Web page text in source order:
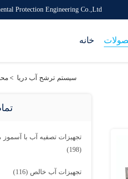
Protection Engineering Co.,Ltd
خانه
> سیستم ترشح آب دریا
تجهیزات تصفیه آب با
(198)
تجهیزات آب خالص (116)